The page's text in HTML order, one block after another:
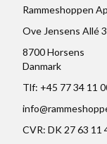
Rammeshoppen
Ove Jensens Allé
8700 Horsens
Danmark
Tlf: +45 77 34 11
CVR: DK 27 63 11